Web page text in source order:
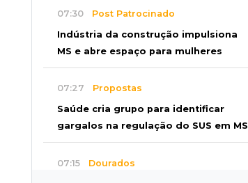
07:30 Post Patrocinado
Indústria da construção impulsiona
MS e abre espaço para mulheres
07:27 Propostas
Saúde cria grupo para identificar
gargalos na regulação do SUS em MS
07:15 Dourados